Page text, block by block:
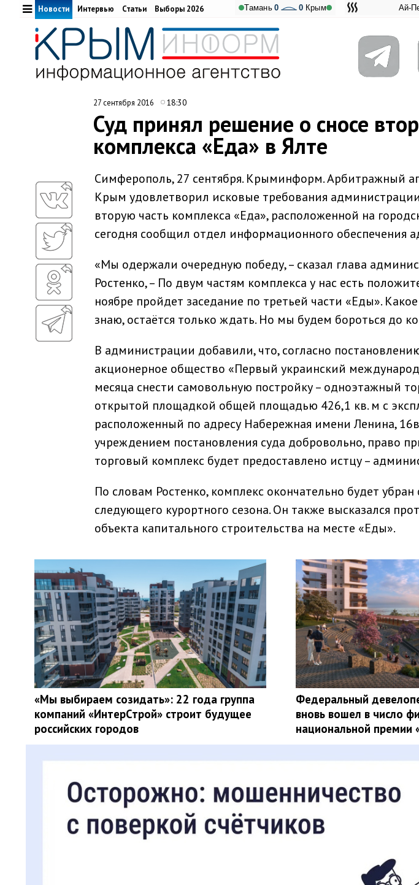
Ай-Петри:
Тамань 0 0 Крым
Новости Интервью Статьи Выборы 2026
27 сентября 2016 18:30
Суд принял решение о сносе
комплекса «Еда» в Ялте
Симферополь, 27 сентября. Крыминформ. Арбитражный
Крым удовлетворил исковые требования
вторую часть комплекса «Еда», расположенной на
сегодня сообщил отдел информационного обеспечения
«Мы одержали очередную победу, – сказал глава
Ростенко, – По двум частям комплекса у нас есть
ноябре пройдет заседание по третьей части «Еды».
знаю, остаётся только ждать. Но мы будем бороться до
В администрации добавили, что, согласно
акционерное общество «Первый украинский
месяца снести самовольную постройку – одноэтажный
открытой площадкой общей площадью 426,1 кв. м с
расположенный по адресу Набережная имени Ленина,
учреждением постановления суда добровольно, право
торговый комплекс будет предоставлено истцу –
По словам Ростенко, комплекс окончательно будет
следующего курортного сезона. Он также высказался
объекта капитального строительства на месте «Еды».
«Мы выбираем созидать»: 22 года группа
компаний «ИнтерСтрой» строит будущее
российских городов
Федеральный
вновь вошел в число
национальной премии